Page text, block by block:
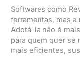
Softwares como
ferramentas, mas
Adotá-la não é
para quem quer se
mais eficientes,